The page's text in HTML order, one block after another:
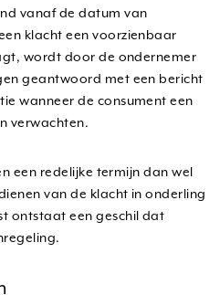
vanaf de datum van
klacht een voorzienbaar
wordt door de ondernemer
geantwoord met een bericht
wanneer de consument een
verwachten.
een redelijke termijn dan wel
van de klacht in onderling
ontstaat een geschil dat